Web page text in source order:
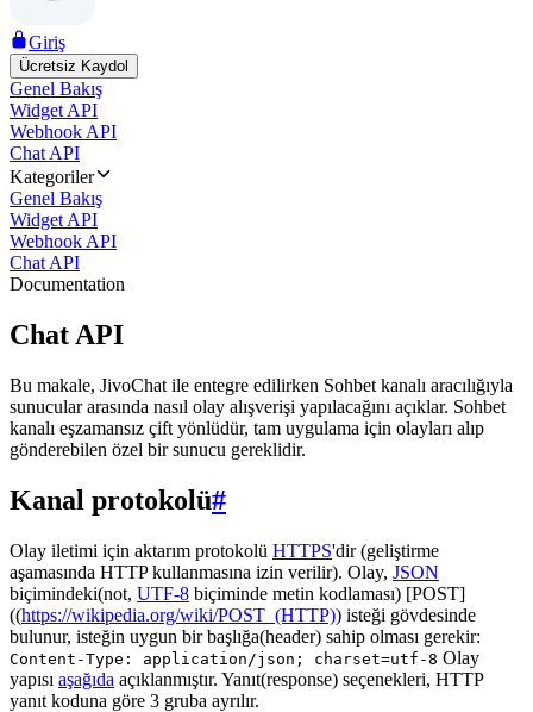
Giriş
Ücretsiz Kaydol
Genel Bakış
Widget API
Webhook API
Chat API
Kategoriler
Genel Bakış
Widget API
Webhook API
Chat API
Documentation
Chat API
Bu makale, JivoChat ile entegre edilirken Sohbet kanalı aracılığıyla
sunucular arasında nasıl olay alışverişi yapılacağını açıklar. Sohbet
kanalı eşzamansız çift yönlüdür, tam uygulama için olayları alıp
gönderebilen özel bir sunucu gereklidir.
Kanal protokolü#
Olay iletimi için aktarım protokolü HTTPS'dir (geliştirme
aşamasında HTTP kullanmasına izin verilir). Olay, JSON
biçimindeki(not, UTF-8 biçiminde metin kodlaması) [POST]
((https://wikipedia.org/wiki/POST_(HTTP)) isteği gövdesinde
bulunur, isteğin uygun bir başlığa(header) sahip olması gerekir:
Content-Type: application/json; charset=utf-8 Olay
yapısı aşağıda açıklanmıştır. Yanıt(response) seçenekleri, HTTP
yanıt koduna göre 3 gruba ayrılır.